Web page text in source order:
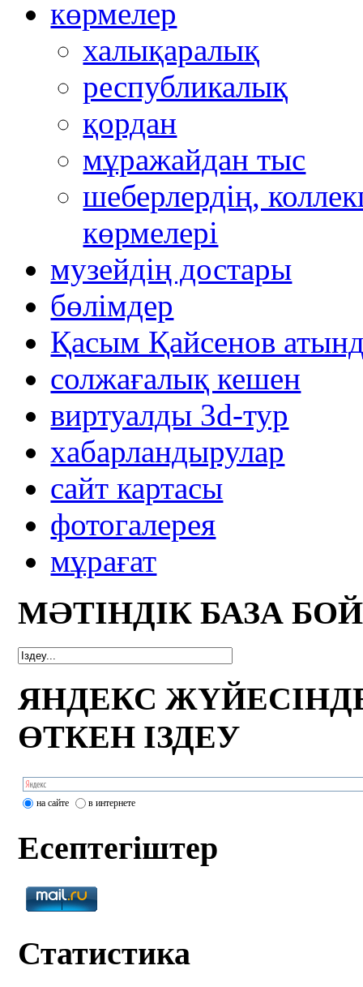
көрмелер
халықаралық
республикалық
қордан
мұражайдан тыс
шеберлердің,
көрмелері
музейдің достары
бөлімдер
Қасым Қайсенов
солжағалық кешен
виртуалды 3d-тур
xабарландырулар
сайт картасы
фотогалерея
мұрағат
МӘТІНДІК БАЗА
ЯНДЕКС
ӨТКЕН ІЗДЕУ
на сайте в интернете
Есептегіштер
Статистика